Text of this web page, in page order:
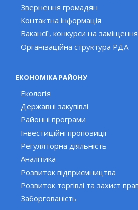
Звернення громадян
Контактна інформація
Вакансії, конкурси на
Організаційна структура РДА
ЕКОНОМІКА РАЙОНУ
Екологія
Державні закупівлі
Районні програми
Інвестиційні пропозиції
Регуляторна діяльність
Аналітика
Розвиток підприємництва
Розвиток торгівлі та захист
Заборгованість